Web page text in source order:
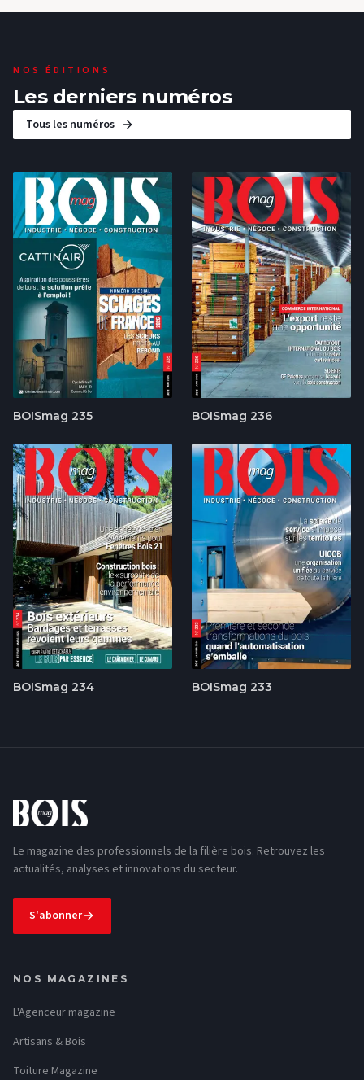
NOS ÉDITIONS
Les derniers numéros
Tous les numéros
BOISmag 235 BOISmag 236
BOISmag 234 BOISmag 233
Le magazine des professionnels de la filière bois. Retrouvez les
actualités, analyses et innovations du secteur.
S'abonner
NOS MAGAZINES
L'Agenceur magazine
Artisans & Bois
Toiture Magazine